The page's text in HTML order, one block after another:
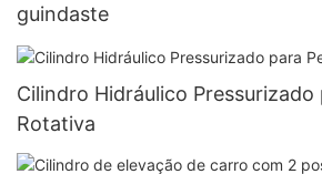
guindaste
Cilindro Hidráulico
Rotativa